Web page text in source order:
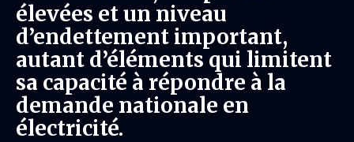
élevées et un niveau
d’endettement important,
autant d’éléments qui limitent
sa capacité à répondre à la
demande nationale en
électricité.